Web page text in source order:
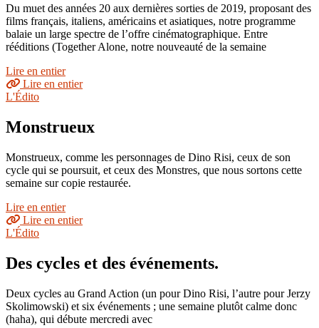
Du muet des années 20 aux dernières sorties de 2019, proposant des
films français, italiens, américains et asiatiques, notre programme
balaie un large spectre de l’offre cinématographique. Entre
rééditions (Together Alone, notre nouveauté de la semaine
Lire en entier
Lire en entier
L'Édito
Monstrueux
Monstrueux, comme les personnages de Dino Risi, ceux de son
cycle qui se poursuit, et ceux des Monstres, que nous sortons cette
semaine sur copie restaurée.
Lire en entier
Lire en entier
L'Édito
Des cycles et des événements.
Deux cycles au Grand Action (un pour Dino Risi, l’autre pour Jerzy
Skolimowski) et six événements ; une semaine plutôt calme donc
(haha), qui débute mercredi avec